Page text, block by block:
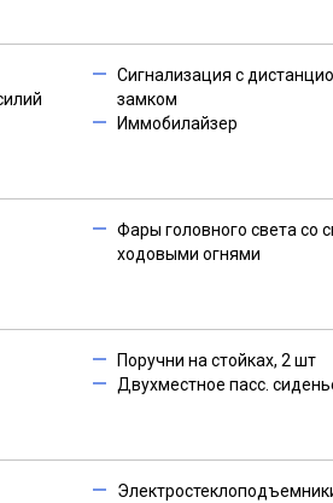
Сигнализация с
замком
Иммобилайзер
Фары головного света
ходовыми огнями
Поручни на стойках, 2 шт
Двухместное пасс.